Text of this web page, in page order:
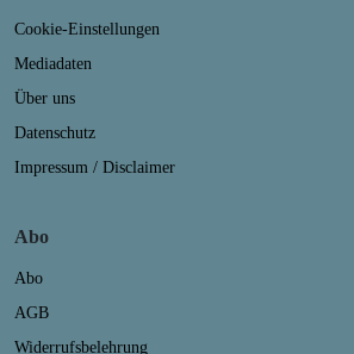
Cookie-Einstellungen
Mediadaten
Über uns
Datenschutz
Impressum / Disclaimer
Abo
Abo
AGB
Widerrufsbelehrung